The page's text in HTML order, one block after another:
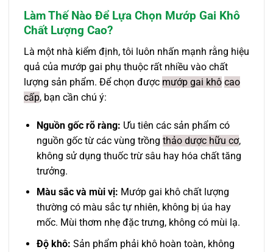
Làm Thế Nào Để Lựa Chọn Mướp Gai Khô
Chất Lượng Cao?
Là một nhà kiểm định, tôi luôn nhấn mạnh rằng hiệu
quả của mướp gai phụ thuộc rất nhiều vào chất
lượng sản phẩm. Để chọn được mướp gai khô cao
cấp, bạn cần chú ý:
Nguồn gốc rõ ràng: Ưu tiên các sản phẩm có
nguồn gốc từ các vùng trồng thảo dược hữu cơ,
không sử dụng thuốc trừ sâu hay hóa chất tăng
trưởng.
Màu sắc và mùi vị: Mướp gai khô chất lượng
thường có màu sắc tự nhiên, không bị úa hay
mốc. Mùi thơm nhẹ đặc trưng, không có mùi lạ.
Độ khô: Sản phẩm phải khô hoàn toàn, không